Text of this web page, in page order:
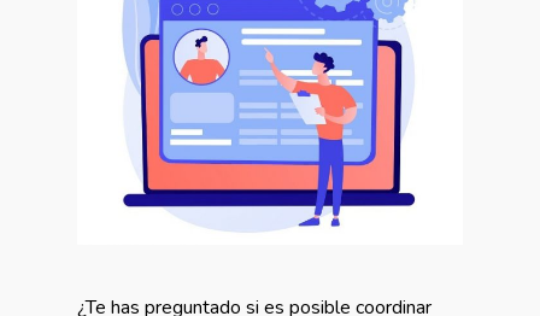
¿Te has preguntado si es posible coordinar